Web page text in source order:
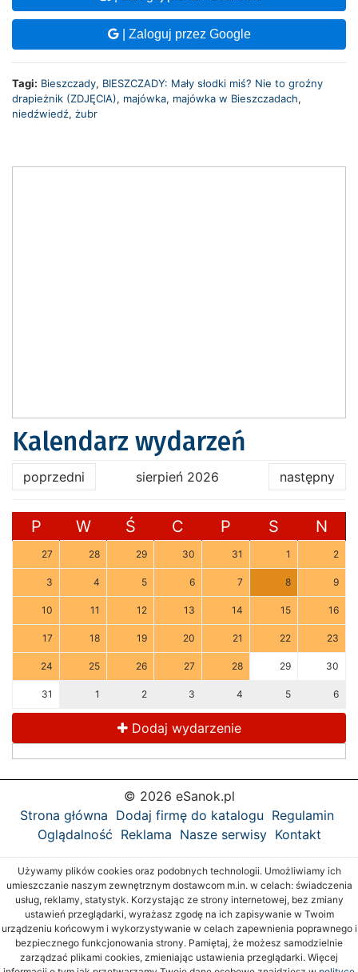
| Zaloguj przez Google
Tagi: Bieszczady, BIESZCZADY: Mały słodki miś? Nie to groźny
drapieżnik (ZDJĘCIA), majówka, majówka w Bieszczadach,
niedźwiedź, żubr
Kalendarz wydarzeń
poprzedni sierpień 2026 następny
P W Ś C P S N
27 28 29 30 31 1 2
3 4 5 6 7 8 9
10 11 12 13 14 15 16
17 18 19 20 21 22 23
24 25 26 27 28 29 30
31 1 2 3 4 5 6
Dodaj wydarzenie
© 2026 eSanok.pl
Strona główna Dodaj firmę do katalogu Regulamin
Oglądalność Reklama Nasze serwisy Kontakt
Używamy plików cookies oraz podobnych technologii. Umożliwiamy ich
umieszczanie naszym zewnętrznym dostawcom m.in. w celach: świadczenia
usług, reklamy, statystyk. Korzystając ze strony internetowej, bez zmiany
ustawień przeglądarki, wyrażasz zgodę na ich zapisywanie w Twoim
urządzeniu końcowym i wykorzystywanie w celach zapewnienia poprawnego i
bezpiecznego funkcjonowania strony. Pamiętaj, że możesz samodzielnie
zarządzać plikami cookies, zmieniając ustawienia przeglądarki. Więcej